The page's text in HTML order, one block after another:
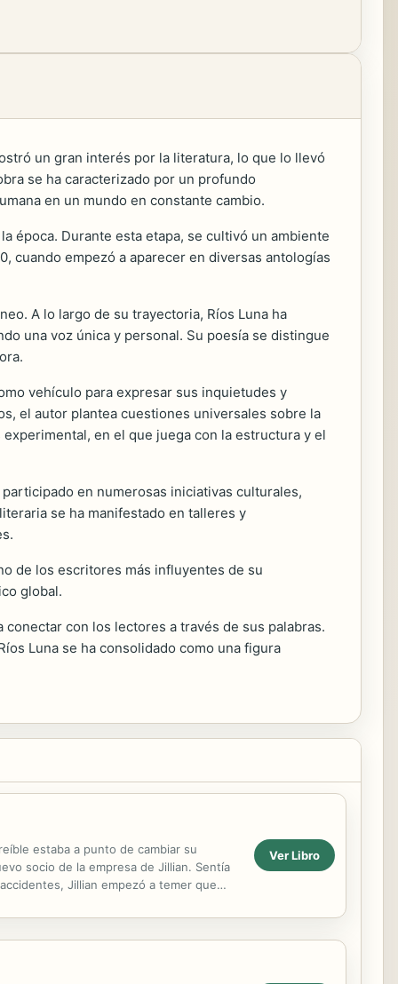
un gran interés por la literatura, lo que lo llevó
se ha caracterizado por un profundo
en un mundo en constante cambio.
época. Durante esta etapa, se cultivó un ambiente
cuando empezó a aparecer en diversas antologías
A lo largo de su trayectoria, Ríos Luna ha
una voz única y personal. Su poesía se distingue
vehículo para expresar sus inquietudes y
el autor plantea cuestiones universales sobre la
en el que juega con la estructura y el
en numerosas iniciativas culturales,
se ha manifestado en talleres y
de los escritores más influyentes de su
global.
con los lectores a través de sus palabras.
Luna se ha consolidado como una figura
estaba a punto de cambiar su
socio de la empresa de Jillian. Sentía
Jillian empezó a temer que
Ver Libro